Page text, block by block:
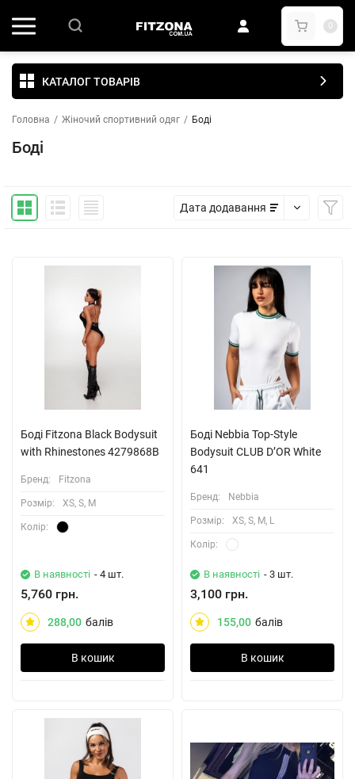
0
КАТАЛОГ ТОВАРІВ
Головна / Жіночий спортивний одяг / Боді
Боді
Дата додавання
Боді Fitzona Black Bodysuit
with Rhinestones 4279868B
Бренд: Fitzona
Розмiр: XS, S, M
Колiр:
В наявності - 4 шт.
5,760 грн.
288,00 балів
В кошик
Боді Nebbia Top-Style
Bodysuit CLUB D’OR White
641
Бренд: Nebbia
Розмiр: XS, S, M, L
Колiр:
В наявності - 3 шт.
3,100 грн.
155,00 балів
В кошик